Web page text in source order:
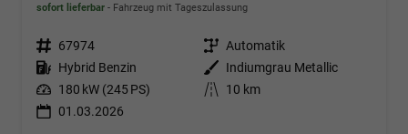
sofort lieferbar Fahrzeug mit Tageszulassung
Fahrzeugnr. 67974 Getriebe Automatik
Kraftstoff Hybrid Benzin Außenfarbe
Indiumgrau Metallic
Leistung 180 kW (245 PS) Kilometerstand
10 km
01.03.2026